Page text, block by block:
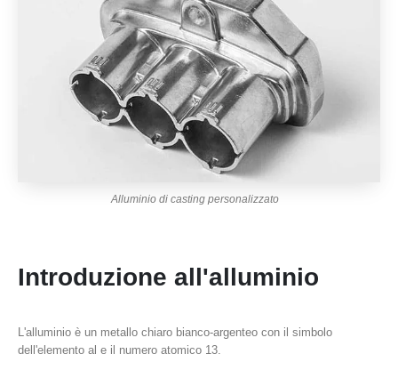
Alluminio di casting personalizzato
Introduzione all'alluminio
L'alluminio è un metallo chiaro bianco-argenteo con il simbolo
dell'elemento al e il numero atomico 13.